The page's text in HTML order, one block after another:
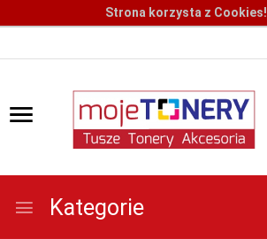
Strona korzysta z Cookies!
Kategorie